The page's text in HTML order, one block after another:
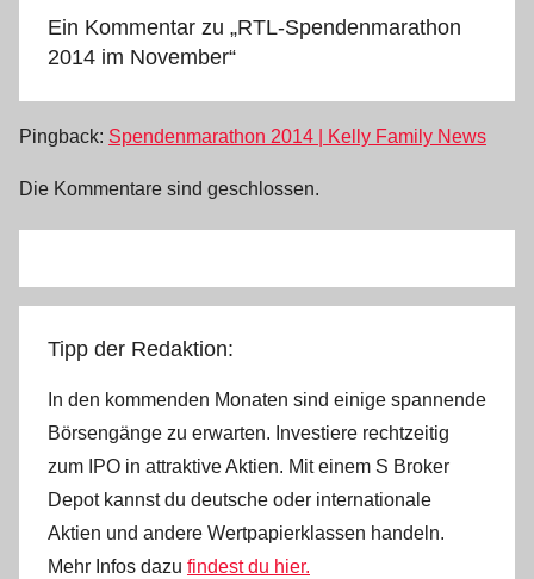
Ein Kommentar zu „RTL-Spendenmarathon
2014 im November“
Pingback: Spendenmarathon 2014 | Kelly Family News
Die Kommentare sind geschlossen.
Tipp der Redaktion:
In den kommenden Monaten sind einige spannende
Börsengänge zu erwarten. Investiere rechtzeitig
zum IPO in attraktive Aktien. Mit einem S Broker
Depot kannst du deutsche oder internationale
Aktien und andere Wertpapierklassen handeln.
Mehr Infos dazu findest du hier.